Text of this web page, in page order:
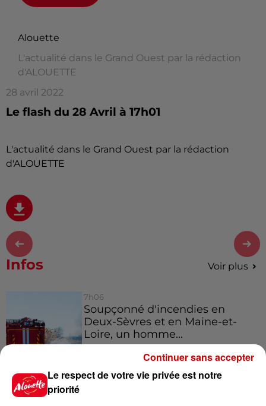
Alouette
L'actualité dans le Grand Ouest par la rédaction
d'ALOUETTE
28 avril 2022
Le flash du 28 Avril à 17h01
L'actualité dans le Grand Ouest par la rédaction
d'ALOUETTE
Infos Voir plus
7h06
Soupçonné d'incendies en
Deux-Sèvres et en Maine-et-
Loire, un homme...
9 août 2026
Le respect de votre vie privée est notre
priorité
Continuer sans accepter